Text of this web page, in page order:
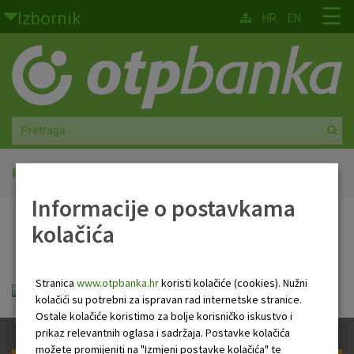
Skoči na glavni sadržaj
Izbornik
Građani
Privatno bankarstvo
Agro
Mala poduzeća i obrtnici
Srednja i velika poduzeća
Faktoring
O nama
☰
HR EN
Početna
PB Newsletter
HR Newsletter 24 03 2022.pdf
Informacije o postavkama
kolačića
Stranica www.otpbanka.hrkoristi kolačiće (cookies). Nužni
kolačići su potrebni za ispravan rad internetske stranice.
Ostale kolačiće koristimo za bolje korisničko iskustvo i
prikaz relevantnih oglasa i sadržaja. Postavke kolačića
možete promijeniti na "Izmjeni postavke kolačića" te